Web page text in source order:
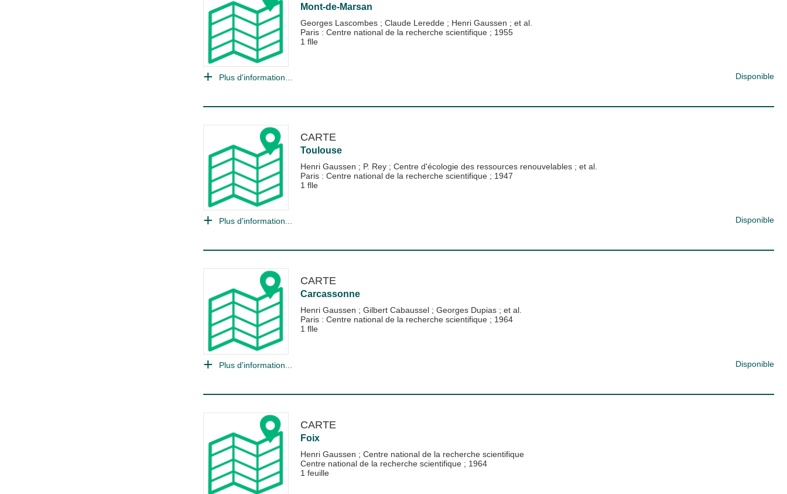
Mont-de-Marsan
Georges Lascombes ; Claude Leredde ; Henri Gaussen ; et al.
Paris : Centre national de la recherche scientifique ; 1955
1 flle
Plus d'information... Disponible
CARTE
Toulouse
Henri Gaussen ; P. Rey ; Centre d'écologie des ressources renouvelables ; et al.
Paris : Centre national de la recherche scientifique ; 1947
1 flle
Plus d'information... Disponible
CARTE
Carcassonne
Henri Gaussen ; Gilbert Cabaussel ; Georges Dupias ; et al.
Paris : Centre national de la recherche scientifique ; 1964
1 flle
Plus d'information... Disponible
CARTE
Foix
Henri Gaussen ; Centre national de la recherche scientifique
Centre national de la recherche scientifique ; 1964
1 feuille